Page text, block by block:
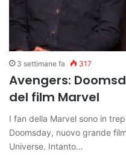
3 settimane fa 317
Avengers:
del film Marvel
I fan della Marvel sono in
Doomsday, nuovo grande
Universe. Intanto…